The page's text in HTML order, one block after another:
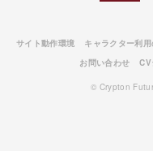
サイト動作環境 キャラクター利
お問い合わせ
CV
© Crypton